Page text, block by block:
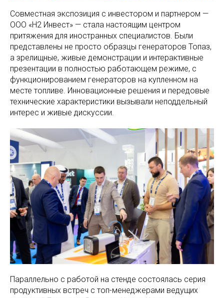
Совместная экспозиция с инвестором и партнером —
ООО «Н2 Инвест» — стала настоящим центром
притяжения для иностранных специалистов. Были
представлены не просто образцы генераторов Топаз,
а зрелищные, живые демонстрации и интерактивные
презентации в полностью работающем режиме, с
функционированием генераторов на купленном на
месте топливе. Инновационные решения и передовые
технические характеристики вызывали неподдельный
интерес и живые дискуссии.
Параллельно с работой на стенде состоялась серия
продуктивных встреч с топ-менеджерами ведущих